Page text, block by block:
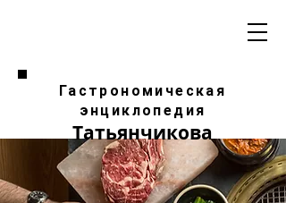
Гастрономическая
энциклопедия
Татьянчикова